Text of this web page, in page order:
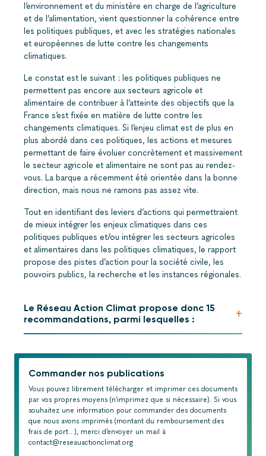
l’environnement et du ministère en charge de l’agriculture
et de l’alimentation, vient questionner la cohérence entre
les politiques publiques, et avec les stratégies nationales
et européennes de lutte contre les changements
climatiques.
Le constat est le suivant : les politiques publiques ne
permettent pas encore aux secteurs agricole et
alimentaire de contribuer à l’atteinte des objectifs que la
France s’est fixée en matière de lutte contre les
changements climatiques. Si l’enjeu climat est de plus en
plus abordé dans ces politiques, les actions et mesures
permettant de faire évoluer concrètement et massivement
le secteur agricole et alimentaire ne sont pas au rendez-
vous. La barque a récemment été orientée dans la bonne
direction, mais nous ne ramons pas assez vite.
Tout en identifiant des leviers d’actions qui permettraient
de mieux intégrer les enjeux climatiques dans ces
politiques publiques et/ou intégrer les secteurs agricoles
et alimentaires dans les politiques climatiques, le rapport
propose des pistes d’action pour la société civile, les
pouvoirs publics, la recherche et les instances régionales.
Le Réseau Action Climat propose donc 15
recommandations, parmi lesquelles :
+
Commander nos publications
Vous pouvez librement télécharger et imprimer ces documents
par vos propres moyens (n'imprimez que si nécessaire). Si vous
souhaitez une information pour commander des documents
que nous avons imprimés (montant du remboursement des
frais de port…), merci d’envoyer un mail à
contact@reseauactionclimat.org